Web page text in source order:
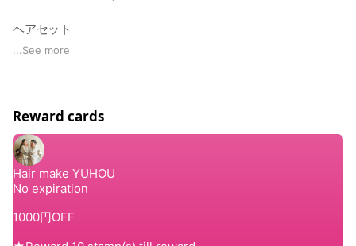
ヘアセット
メイク
...See more
Reward cards